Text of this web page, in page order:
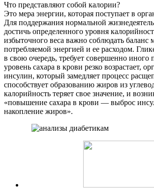
Что представляют собой калории?
Это мера энергии, которая поступает в
Для поддержания нормальной
достичь определенного уровня
избыточного веса важно соблюдать баланс
потребляемой энергией и ее расходом.
в свою очередь, требует совершенно иного
уровень сахара в крови резко возрастает,
инсулин, который замедляет процесс
способствует образованию жиров из
калорийность теряет свое значение, и
«повышение сахара в крови — выброс
накопление жиров».